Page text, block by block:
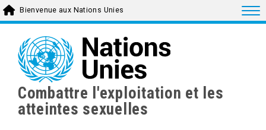
Skip
to
content
Bienvenue aux Nations Unies
Combattre l'exploitation et les
atteintes sexuelles